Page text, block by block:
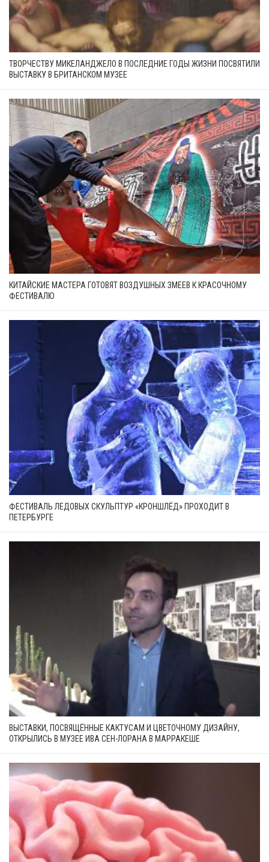
ТВОРЧЕСТВУ МИКЕЛАНДЖЕЛО В ПОСЛЕДНИЕ ГОДЫ ЖИЗНИ ПОСВЯТИЛИ
ВЫСТАВКУ В БРИТАНСКОМ МУЗЕЕ
КИТАЙСКИЕ МАСТЕРА ГОТОВЯТ ВОЗДУШНЫХ ЗМЕЕВ К КРАСОЧНОМУ
ФЕСТИВАЛЮ
ФЕСТИВАЛЬ ЛЕДОВЫХ СКУЛЬПТУР «КРOНШЛЁД» ПРОХОДИТ В
ПЕТЕРБУРГЕ
ВЫСТАВКИ, ПОСВЯЩЁННЫЕ КАКТУСАМ И ЦВЕТОЧНОМУ ДИЗАЙНУ,
ОТКРЫЛИСЬ В МУЗЕЕ ИВА СЕН-ЛОРАНА В МАРРАКЕШЕ